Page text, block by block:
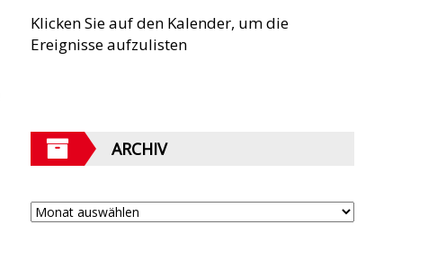
Klicken Sie auf den Kalender, um die
Ereignisse aufzulisten
ARCHIV